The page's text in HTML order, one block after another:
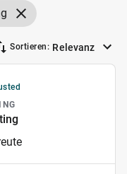
Sortieren: Relevanz